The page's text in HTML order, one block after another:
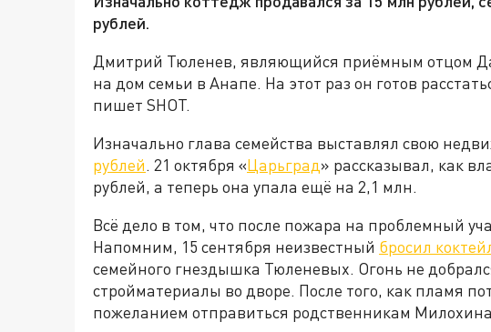
рублей.
Дмитрий Тюленев, являющийся приёмным отцом
на дом семьи в Анапе. На этот раз он готов
пишет SHOT.
Изначально глава семейства выставлял свою
рублей. 21 октября «Царьград» рассказывал, как
рублей, а теперь она упала ещё на 2,1 млн.
Всё дело в том, что после пожара на проблемный
Напомним, 15 сентября неизвестный бросил
семейного гнездышка Тюленевых. Огонь не
стройматериалы во дворе. После того, как пламя
пожеланием отправиться родственникам